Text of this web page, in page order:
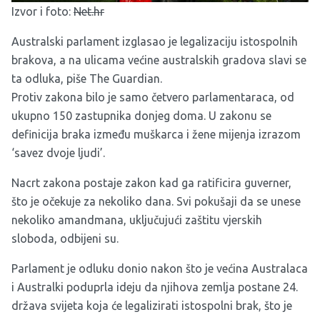
Izvor i foto: Net.hr
Australski parlament izglasao je legalizaciju istospolnih
brakova, a na ulicama većine australskih gradova slavi se
ta odluka, piše The Guardian.
Protiv zakona bilo je samo četvero parlamentaraca, od
ukupno 150 zastupnika donjeg doma. U zakonu se
definicija braka između muškarca i žene mijenja izrazom
‘savez dvoje ljudi’.
Nacrt zakona postaje zakon kad ga ratificira guverner,
što je očekuje za nekoliko dana. Svi pokušaji da se unese
nekoliko amandmana, uključujući zaštitu vjerskih
sloboda, odbijeni su.
Parlament je odluku donio nakon što je većina Australaca
i Australki poduprla ideju da njihova zemlja postane 24.
država svijeta koja će legalizirati istospolni brak, što je